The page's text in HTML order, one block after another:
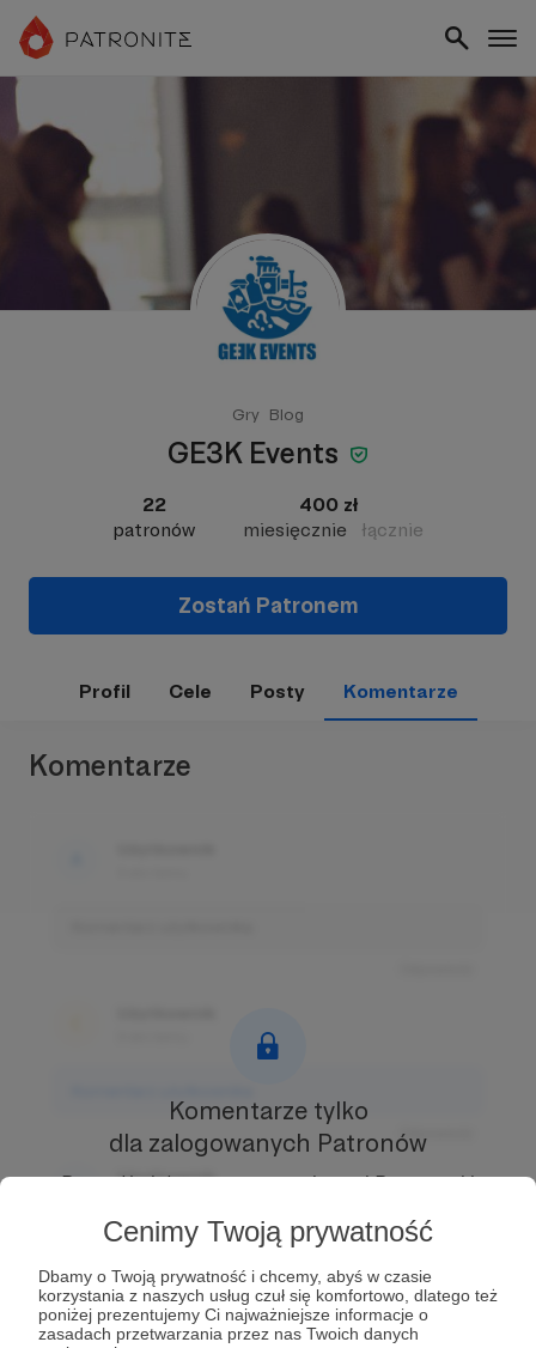
Cenimy Twoją prywatność
Dbamy o Twoją prywatność i chcemy, abyś w czasie
korzystania z naszych usług czuł się komfortowo, dlatego też
poniżej prezentujemy Ci najważniejsze informacje o
zasadach przetwarzania przez nas Twoich danych
Gry Blog
GE3K Events
22
patronów
400 zł
miesięcznie
łącznie
Zostań Patronem
Profil Cele Posty Komentarze
Komentarze
Odpowiedz
Użytkownik
Odpowiedz
Użytkownik
Komentarze tylko
dla zalogowanych Patronów
Prowadź ciekawe rozmowy z innymi Patronami i
dostęp!
Zostań Patronem